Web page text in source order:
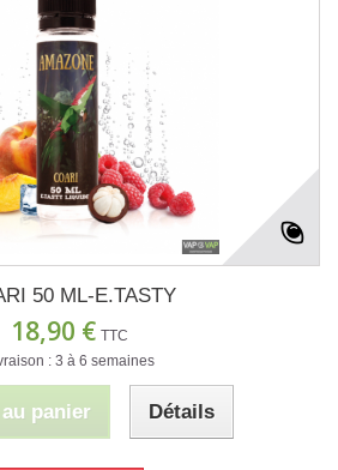
50 ML-E.TASTY
18,90 € TTC
: 3 à 6 semaines
panier Détails